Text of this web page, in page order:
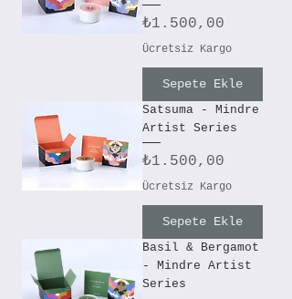
Fiyat
₺1.500,00
Ücretsiz Kargo
Sepete Ekle
Satsuma - Mindre
Artist Series
Fiyat
₺1.500,00
Ücretsiz Kargo
Sepete Ekle
Basil & Bergamot
- Mindre Artist
Series